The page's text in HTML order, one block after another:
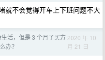
就不会觉得开车上下班问题不大
活，但是 3 个月了买方
办？
2020 年 10
月 21 日